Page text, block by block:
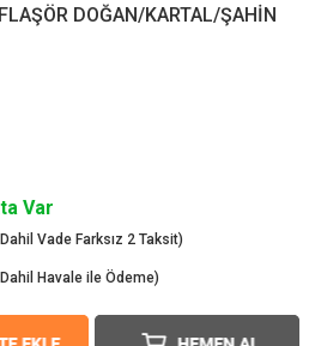
DOĞAN/KARTAL/ŞAHİN
Var
Havale ile Ödeme)